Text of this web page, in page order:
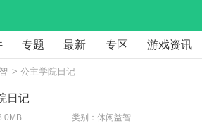
专题 最新 专区 游戏资讯
> 公主学院日记
日记
类别：休闲益智